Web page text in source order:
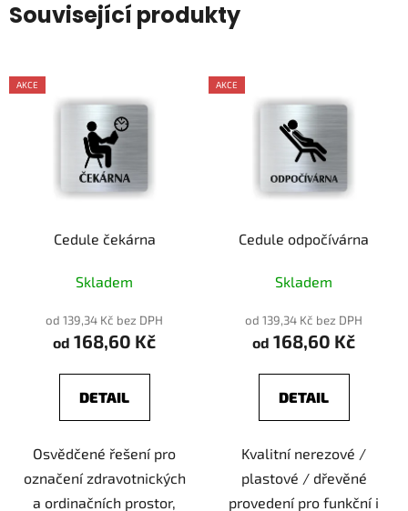
Související produkty
AKCE
Cedule čekárna
Skladem
od 139,34 Kč bez DPH
od 168,60 Kč
DETAIL
Osvědčené řešení pro
označení zdravotnických
a ordinačních prostor,
AKCE
Cedule odpočívárna
Skladem
od 139,34 Kč bez DPH
od 168,60 Kč
DETAIL
Kvalitní nerezové /
plastové / dřevěné
provedení pro funkční i